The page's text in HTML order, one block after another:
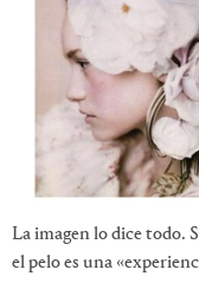
La imagen lo dice todo.
el pelo es una